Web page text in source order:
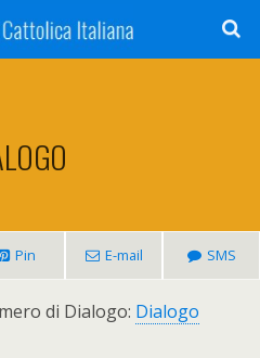
Pin E-mail SMS
di Dialogo: Dialogo